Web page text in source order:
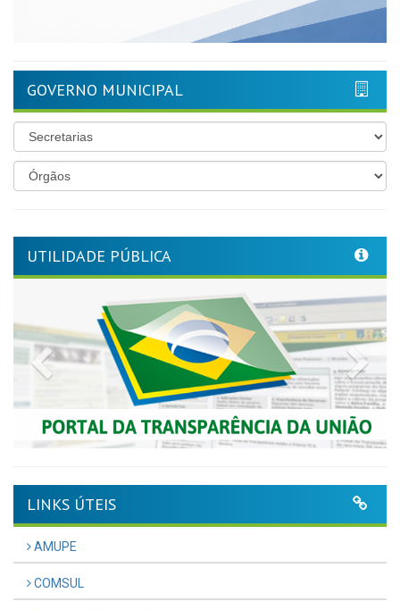
GOVERNO MUNICIPAL
UTILIDADE PÚBLICA
Previous
LINKS ÚTEIS
AMUPE
COMSUL